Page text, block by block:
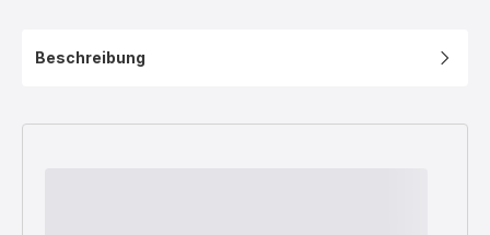
Beschreibung